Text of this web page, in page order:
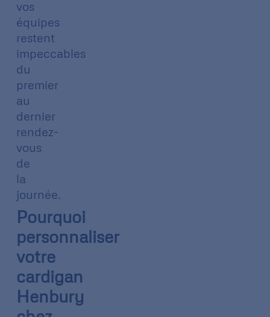
vos
équipes
restent
impeccables
du
premier
au
dernier
rendez-
vous
de
la
journée.
Pourquoi
personnaliser
votre
cardigan
Henbury